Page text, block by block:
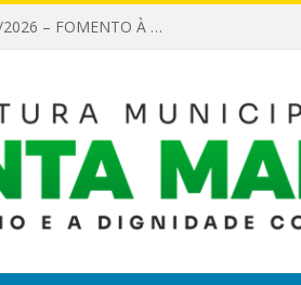
EDITAL DE CHAMAMENTO PÚBLICO Nº 002/2026 – FOMENTO À EXECUÇÃO DE AÇÕES CULTURAIS